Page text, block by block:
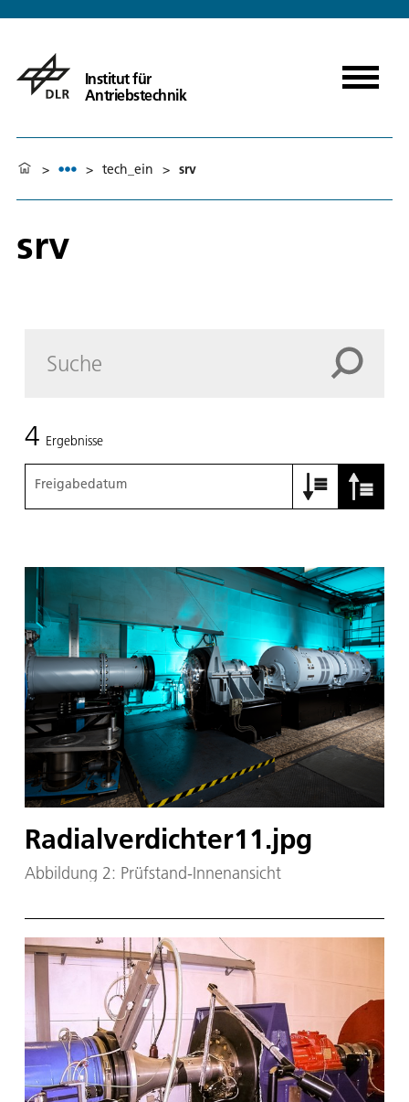
Institut für
Antriebstechnik
> > tech_ein > srv
srv
4 Ergebnisse
Freigabedatum
Radialverdichter11.jpg
Abbildung 2: Prüfstand-Innenansicht